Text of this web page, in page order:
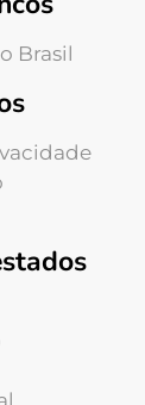
Brasil